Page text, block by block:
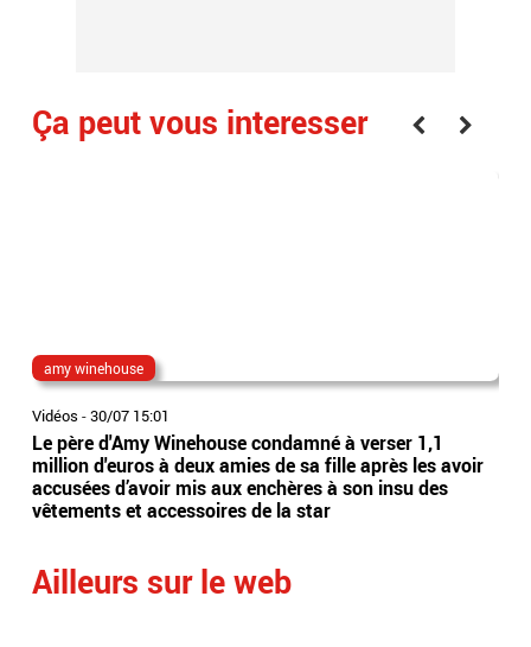
Ça peut vous interesser
amy winehouse
Vidéos -30/07 15:01
Le père d'Amy Winehouse condamné à verser 1,1
million d'euros à deux amies de sa fille après les avoir
accusées d’avoir mis aux enchères à son insu des
vêtements et accessoires de la star
Ailleurs sur le web